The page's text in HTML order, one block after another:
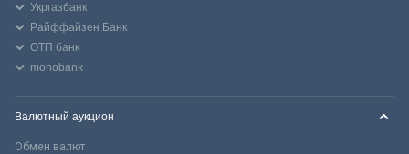
Укргазбанк
Райффайзен Банк
ОТП банк
monobank
Валютный аукцион
Обмен валют